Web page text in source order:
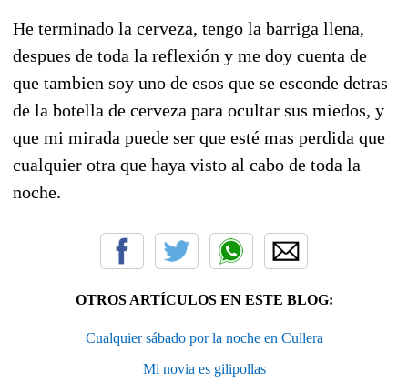
He terminado la cerveza, tengo la barriga llena,
despues de toda la reflexión y me doy cuenta de
que tambien soy uno de esos que se esconde detras
de la botella de cerveza para ocultar sus miedos, y
que mi mirada puede ser que esté mas perdida que
cualquier otra que haya visto al cabo de toda la
noche.
OTROS ARTÍCULOS EN ESTE BLOG:
Cualquier sábado por la noche en Cullera
Mi novia es gilipollas